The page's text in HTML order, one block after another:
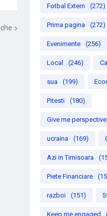
Fotbal Extern (272)
Prima pagina (272)
Evenimente (256)
Local (246)
sua (199)
Pitesti (180)
Give me perspective
ucraina (169)
Azi in Timisoara
Piete Financiare
razboi (151)
Keep me engaged